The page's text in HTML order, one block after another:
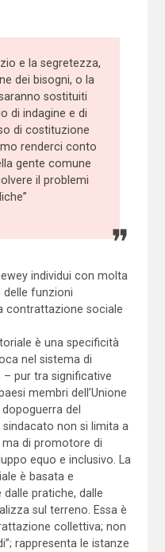
e la segretezza,
dei bisogni, o la
sostituiti
di indagine e di
di costituzione
renderci conto
gente comune
il problemi
individui con molta
delle funzioni
contrattazione sociale
è una specificità
nel sistema di
pur tra significative
membri dell’Unione
del
non si limita a
di promotore di
equo e inclusivo. La
è basata e
pratiche, dalle
sul terreno. Essa è
collettiva; non
rappresenta le istanze